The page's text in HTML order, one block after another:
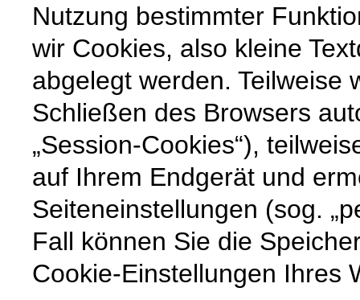
Nutzung bestimmter
wir Cookies, also kleine
abgelegt werden. Teilweise
Schließen des Browsers
„Session-Cookies“),
auf Ihrem Endgerät und
Seiteneinstellungen (sog.
Fall können Sie die
Cookie-Einstellungen Ihres